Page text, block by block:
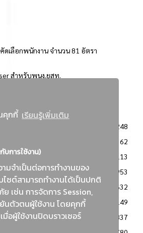
คุกกี้ เรียนรู้เพิ่มเติม
บการใช้งาน)
มจำเป็นต่อการทำงานของ
ไซต์สามารถทำงานได้เป็นปกติ
เช่น การจัดการ Session,
นตัวตนผู้ใช้งาน โดยคุกกี้
มื่อผู้ใช้งานปิดบราวเซอร์
เลือกพนักงาน จำนวน 81 อัตรา
สำหรับพนง.ยสท.
3248
2362
2113
1953
ใสในการจัดซื้อจัดจ้าง
1632
1149
837